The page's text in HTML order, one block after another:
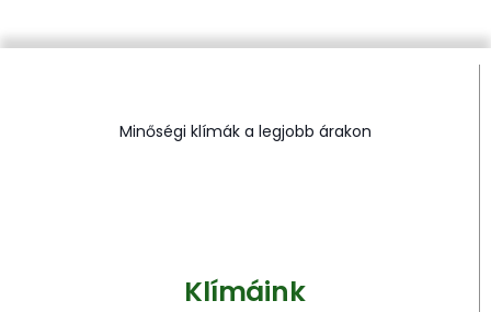
Minőségi klímák a legjobb árakon
Klímáink